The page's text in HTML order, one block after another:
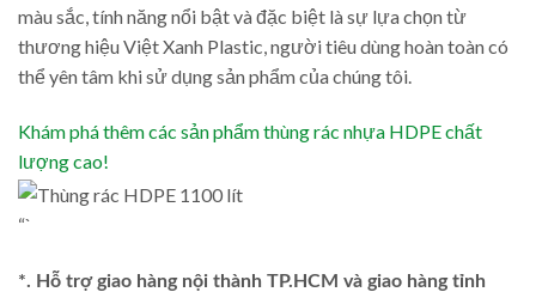
màu sắc, tính năng nổi bật và đặc biệt là sự lựa chọn từ
thương hiệu Việt Xanh Plastic, người tiêu dùng hoàn toàn có
thể yên tâm khi sử dụng sản phẩm của chúng tôi.
Khám phá thêm các sản phẩm thùng rác nhựa HDPE chất
lượng cao!
“`
*. Hỗ trợ giao hàng nội thành TP.HCM và giao hàng tỉnh